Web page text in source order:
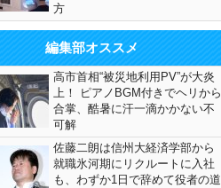
方
編集部オススメ
高市首相“被災地利用PV”が大炎
上！ ピアノBGM付きでヘリから
合掌、酷暑に汗一滴かかない不
可解
佐藤二朗は信州大経済学部から
就職氷河期にリクルートに入社
も、わずか1日で辞めて役者の道